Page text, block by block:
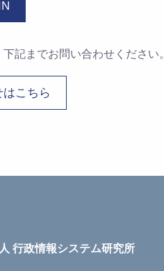
記までお問い合わせください。
こちら
行政情報システム研究所